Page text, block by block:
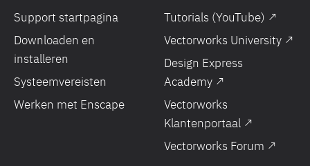
Support startpagina
Downloaden en
installeren
Systeemvereisten
Werken met Enscape
Tutorials (YouTube) ↗
Vectorworks University ↗
Design Express
Academy ↗
Vectorworks
Klantenportaal ↗
Vectorworks Forum ↗